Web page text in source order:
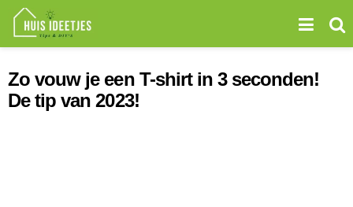
Zo vouw je een T-shirt in 3 seconden!
De tip van 2023!